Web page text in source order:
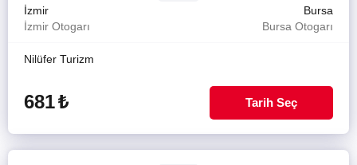
İzmir
Bursa
İzmir Otogarı
Bursa Otogarı
Nilüfer Turizm
681₺ Tarih Seç